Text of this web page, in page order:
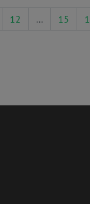
12 ... 15